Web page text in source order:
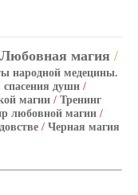
Любовная магия /
народной медецины.
души /
магии / Тренинг
любовной магии /
/ Черная магия